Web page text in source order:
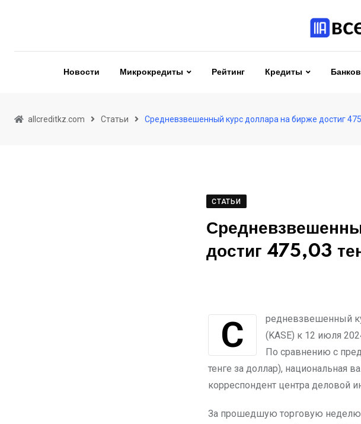
Новости Микрокредиты Рейтинг Кредиты
allcreditkz.com Статьи Средневзвешенный курс доллара на бирже достиг
СТАТЬИ
достиг 475,03
Средневзвешенный курс доллара на Казахстанской фондовой бирже
(KASE) к 12 июля
По сравнению с
тенге за доллар), национальная
корреспондент центра деловой
За прошедшую торговую неделю